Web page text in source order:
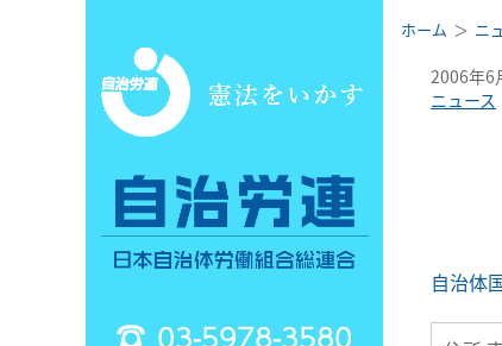
03-5978-3580
ホーム ニ
2006年6
ニュース
自治体